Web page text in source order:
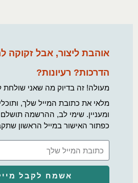
אוהבת ליצור, אבל זקוקה
הדרכות? רעיונות?
מעולה! זה בדיוק מה שאני שולחת
מלאי את כתובת המייל שלך, ותוכלי
ומעניין. שימי לב, ההרשמה
כפתור האישור במייל הראשון
אשמח לקבל